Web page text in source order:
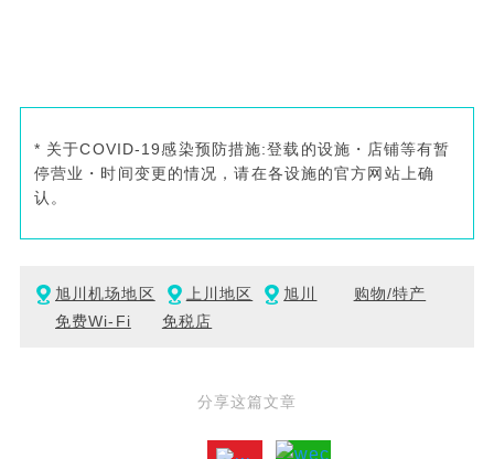
* 关于COVID-19感染预防措施:登载的设施・店铺等有暂
停营业・时间变更的情况，请在各设施的官方网站上确
认。
旭川机场地区 上川地区 旭川
购物/特产
免费Wi-Fi
免税店
分享这篇文章